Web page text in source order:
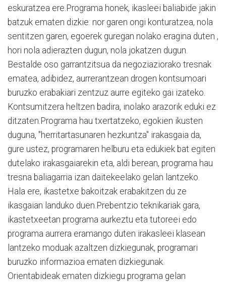
eskuratzea ere.Programa honek, ikasleei baliabide jakin
batzuk ematen dizkie: nor garen ongi konturatzea, nola
sentitzen garen, egoerek guregan nolako eragina duten ,
hori nola adierazten dugun, nola jokatzen dugun.
Bestalde oso garrantzitsua da negoziaziorako tresnak
ematea, adibidez, aurrerantzean drogen kontsumoari
buruzko erabakiari zentzuz aurre egiteko gai izateko.
Kontsumitzera heltzen badira, inolako arazorik eduki ez
ditzaten.Programa hau txertatzeko, egokien ikusten
duguna, "herritartasunaren hezkuntza" irakasgaia da,
gure ustez, programaren helburu eta edukiek bat egiten
dutelako irakasgaiarekin eta, aldi berean, programa hau
tresna baliagarria izan daitekeelako gelan lantzeko.
Hala ere, ikastetxe bakoitzak erabakitzen du ze
ikasgaian landuko duen.Prebentzio teknikariak gara,
ikastetxeetan programa aurkeztu eta tutoreei edo
programa aurrera eramango duten irakasleei klasean
lantzeko moduak azaltzen dizkiegunak, programari
buruzko informazioa ematen dizkiegunak.
Orientabideak ematen dizkiegu programa gelan